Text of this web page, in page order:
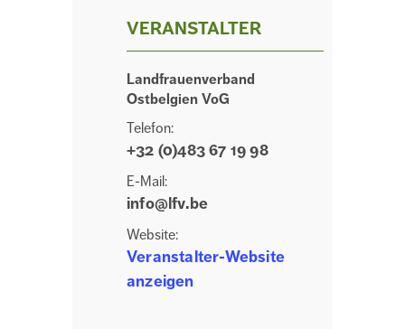
VERANSTALTER
Landfrauenverband
Ostbelgien VoG
Telefon:
+32 (0)483 67 19 98
E-Mail:
info@lfv.be
Website:
Veranstalter-Website
anzeigen